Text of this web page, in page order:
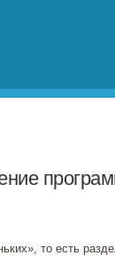
то есть